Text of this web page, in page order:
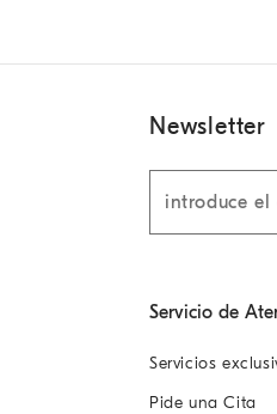
Newsletter
Servicio de
Servicios
Pide una Cita